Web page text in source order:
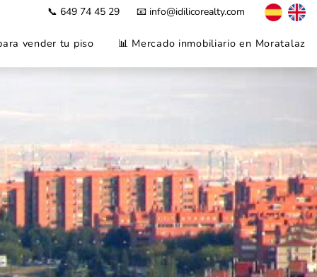
📞 649 74 45 29 📧 info@idilicorealty.com
vender tu piso 📊 Mercado inmobiliario en Moratalaz